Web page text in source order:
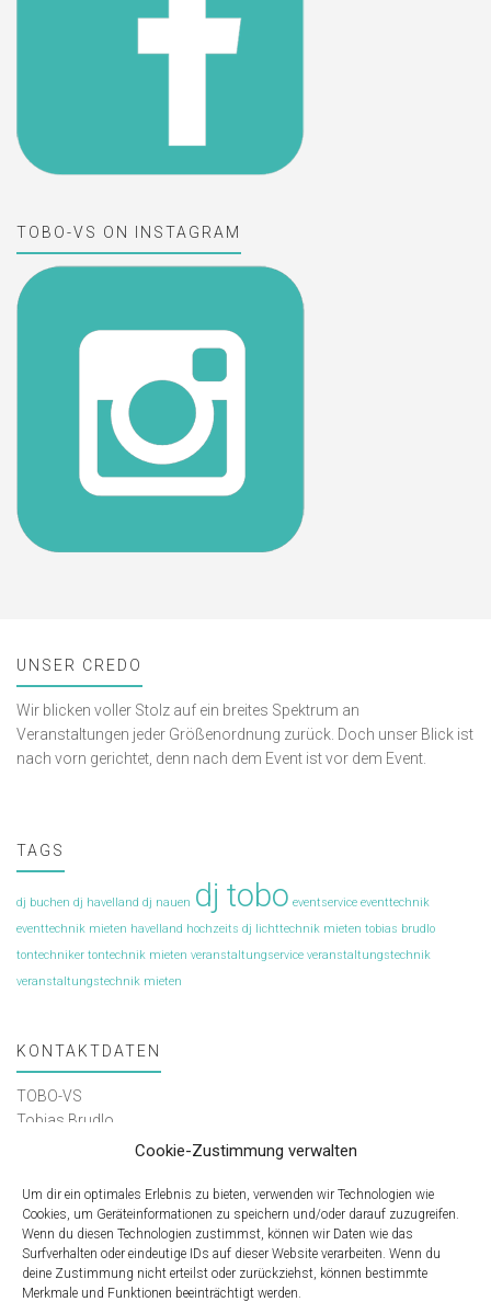
Cookie-Zustimmung verwalten
Um dir ein optimales Erlebnis zu bieten, verwenden wir Technologien wie
Cookies, um Geräteinformationen zu speichern und/oder darauf zuzugreifen.
Wenn du diesen Technologien zustimmst, können wir Daten wie das
Surfverhalten oder eindeutige IDs auf dieser Website verarbeiten. Wenn du
deine Zustimmung nicht erteilst oder zurückziehst, können bestimmte
Merkmale und Funktionen beeinträchtigt werden.
TOBO-VS ON INSTAGRAM
UNSER CREDO
Wir blicken voller Stolz auf ein breites Spektrum an
Veranstaltungen jeder Größenordnung zurück. Doch unser Blick ist
nach vorn gerichtet, denn nach dem Event ist vor dem Event.
TAGS
dj buchen dj havelland dj nauen dj tobo eventservice eventtechnik
eventtechnik mieten havelland hochzeits dj lichttechnik mieten tobias brudlo
tontechniker tontechnik mieten veranstaltungservice veranstaltungstechnik
veranstaltungstechnik mieten
KONTAKTDATEN
TOBO-VS
Tobias Brudlo
Telefon: 0152 / 035 298 43
RECHTLICHES